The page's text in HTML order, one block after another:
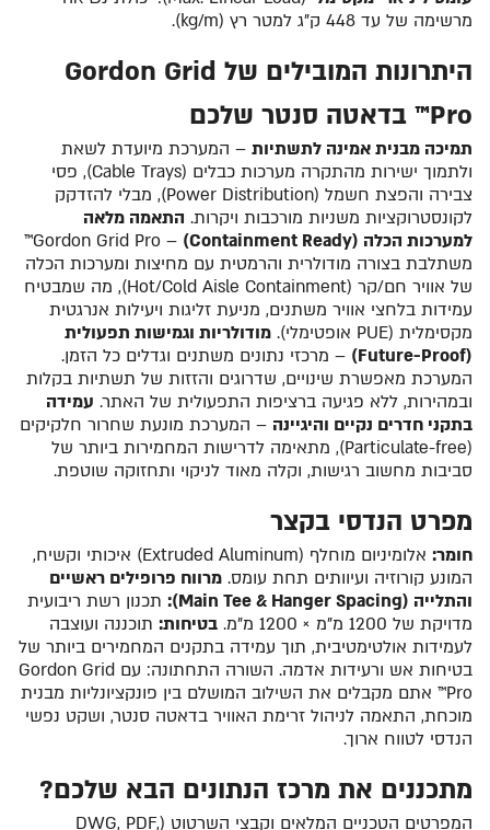
מרשימה של עד 448 ק"ג למטר רץ (kg/m).
היתרונות המובילים של Gordon Grid
Pro™ בדאטה סנטר שלכם
תמיכה מבנית אמינה לתשתיות – המערכת מיועדת לשאת
ולתמוך ישירות מהתקרה מערכות כבלים (Cable Trays), פסי
צבירה והפצת חשמל (Power Distribution), מבלי להזדקק
לקונסטרוקציות משניות מורכבות ויקרות. התאמה מלאה
למערכות הכלה (Containment Ready)
– Gordon Grid Pro™
משתלבת בצורה מודולרית והרמטית עם מחיצות ומערכות הכלה
של אוויר חם/קר (Hot/Cold Aisle Containment), מה שמבטיח
עמידות בלחצי אוויר משתנים, מניעת זליגות ויעילות אנרגטית
מקסימלית (PUE אופטימלי).
מודולריות וגמישות תפעולית
(Future-Proof)
– מרכזי נתונים משתנים וגדלים כל הזמן.
המערכת מאפשרת שינויים, שדרוגים והזזות של תשתיות בקלות
ובמהירות, ללא פגיעה ברציפות התפעולית של האתר. עמידה
בתקני חדרים נקיים והיגיינה – המערכת מונעת שחרור חלקיקים
(Particulate-free), מתאימה לדרישות המחמירות ביותר של
סביבות מחשוב רגישות, וקלה מאוד לניקוי ותחזוקה שוטפת.
מפרט הנדסי בקצר
חומר:
אלומיניום מוחלף (Extruded Aluminum) איכותי וקשיח,
המונע קורוזיה ועיוותים תחת עומס. מרווח פרופילים ראשיים
והתלייה (Main Tee & Hanger Spacing):
תכנון רשת ריבועית
מדויקת של 1200 מ"מ × 1200 מ"מ.
בטיחות: תוכננה ועוצבה
לעמידות אולטימטיבית, תוך עמידה בתקנים המחמירים ביותר של
בטיחות אש ורעידות אדמה. השורה התחתונה: עם Gordon Grid
Pro™ אתם מקבלים את השילוב המושלם בין פונקציונליות מבנית
מוכחת, התאמה לניהול זרימת האוויר בדאטה סנטר, ושקט נפשי
הנדסי לטווח ארוך.
מתכננים את מרכז הנתונים הבא שלכם?
המפרטים הטכניים המלאים וקבצי השרטוט (DWG, PDF,